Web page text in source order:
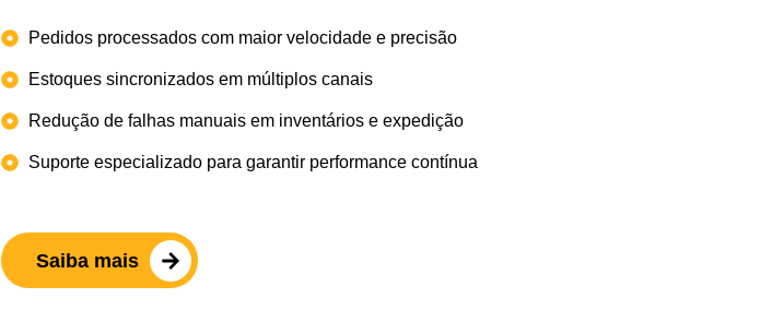
Pedidos processados com maior velocidade e precisão
Estoques sincronizados em múltiplos canais
Redução de falhas manuais em inventários e expedição
Suporte especializado para garantir performance contínua
Saiba mais